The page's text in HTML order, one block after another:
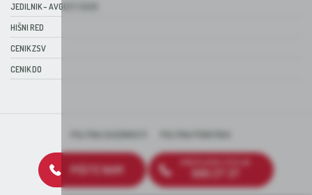
JEDILNIK – AVGUST 2026
HIŠNI RED
CENIK ZSV
CENIK DO
PIŠITE NAM